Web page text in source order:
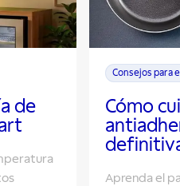
de
Consejos para
Cómo
Aprenda el